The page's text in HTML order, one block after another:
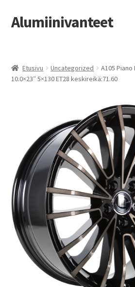
Siirry
navigointiin
Siirry
sisältöön
Alumiinivanteet
Kauppa
Vanteiden osto-opas
Auton renkaat
Yhteystiedot
Etusivu Uncategorized
A105
10.0×23″ 5×130 ET28 keskireikä:71.60